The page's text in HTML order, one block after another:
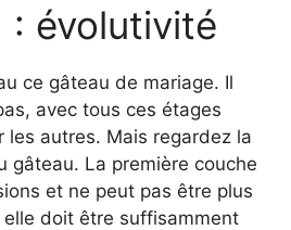
: évolutivité
ce gâteau de mariage. Il
avec tous ces étages
les autres. Mais regardez la
gâteau. La première couche
et ne peut pas être plus
elle doit être suffisamment